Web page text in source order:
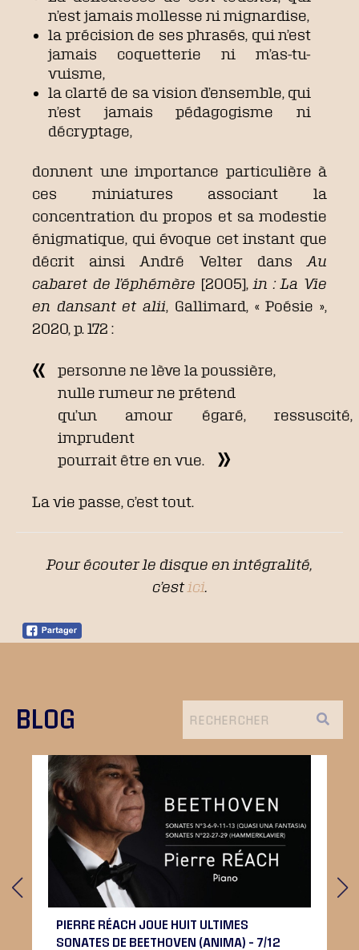
n’est jamais mollesse ni mignardise,
la précision de ses phrasés, qui n’est
jamais coquetterie ni m’as-tu-
vuisme,
la clarté de sa vision d’ensemble, qui
n’est jamais pédagogisme ni
décryptage,
donnent une importance particulière à
ces miniatures associant la
concentration du propos et sa modestie
énigmatique, qui évoque cet instant que
décrit ainsi André Velter dans Au
cabaret de l’éphémère [2005], in : La Vie
en dansant et alii, Gallimard, « Poésie »,
2020, p. 172 :
personne ne lève la poussière,
nulle rumeur ne prétend
qu’un amour égaré, ressuscité,
imprudent
pourrait être en vue.
La vie passe, c’est tout.
Pour écouter le disque en intégralité,
c’est ici.
BLOG
PIERRE RÉACH JOUE HUIT ULTIMES
SONATES DE BEETHOVEN (ANIMA) – 7/12